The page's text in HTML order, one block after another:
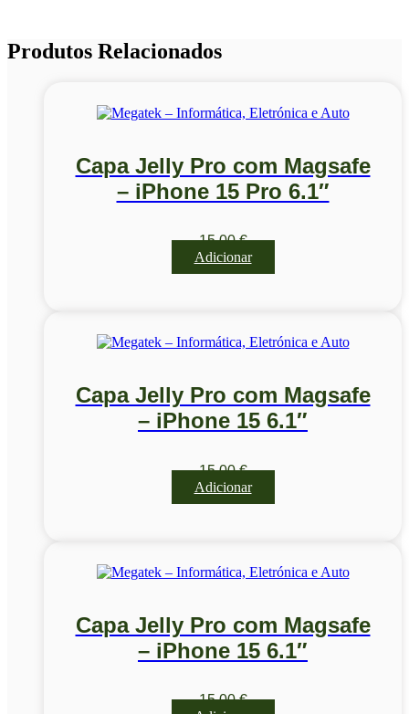
Produtos Relacionados
Capa Jelly Pro com Magsafe
– iPhone 15 Pro 6.1″
15,00€
Adicionar
Capa Jelly Pro com Magsafe
– iPhone 15 6.1″
15,00€
Adicionar
Capa Jelly Pro com Magsafe
– iPhone 15 6.1″
15,00€